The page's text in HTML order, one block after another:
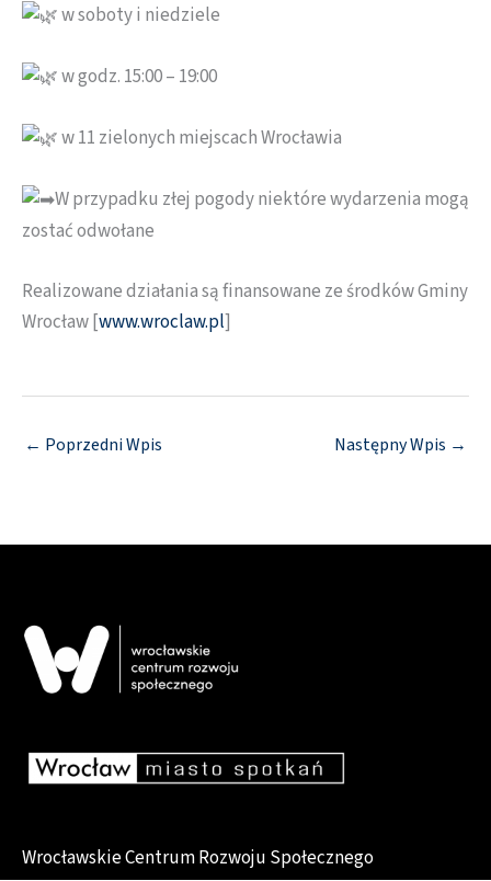
w soboty i niedziele
w godz. 15:00 – 19:00
w 11 zielonych miejscach Wrocławia
W przypadku złej pogody niektóre wydarzenia mogą
zostać odwołane
Realizowane działania są finansowane ze środków Gminy
Wrocław [www.wroclaw.pl]
← Poprzedni Wpis Następny Wpis →
Wrocławskie Centrum Rozwoju Społecznego